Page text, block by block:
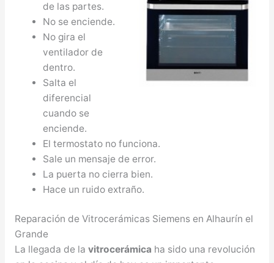
de las partes.
No se enciende.
No gira el
ventilador de
dentro.
Salta el
diferencial
cuando se
enciende.
El termostato no funciona.
Sale un mensaje de error.
La puerta no cierra bien.
Hace un ruido extraño.
Reparación de Vitrocerámicas Siemens en Alhaurín el
Grande
La llegada de la vitrocerámica ha sido una revolución